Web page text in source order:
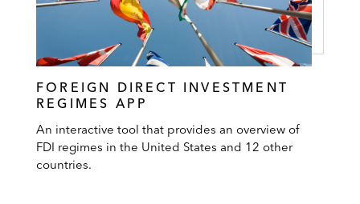
FOREIGN DIRECT INVESTMENT
REGIMES APP
An interactive tool that provides an overview of
FDI regimes in the United States and 12 other
countries.